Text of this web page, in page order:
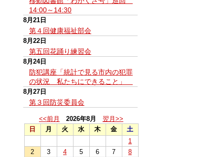
14:00～14:30
8月21日
第４回健康福祉部会
8月22日
第五回花踊り練習会
8月24日
防犯講座「統計で見る市内の犯罪
の状況 私たちにできること」
8月27日
第３回防災委員会
<<前月 2026年8月
翌月>>
日
月 火 水 木 金
土
1
2
3 4 5 6 7
8